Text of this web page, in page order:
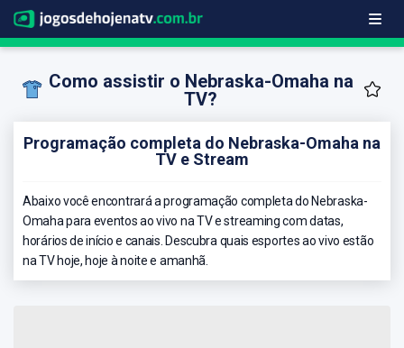
Como assistir o Nebraska-Omaha na
TV?
Programação completa do Nebraska-Omaha na
TV e Stream
Abaixo você encontrará a programação completa do Nebraska-
Omaha para eventos ao vivo na TV e streaming com datas,
horários de início e canais. Descubra quais esportes ao vivo estão
na TV hoje, hoje à noite e amanhã.